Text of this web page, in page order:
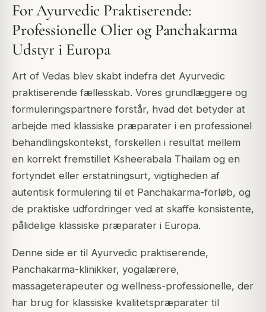
For Ayurvedic Praktiserende:
Professionelle Olier og Panchakarma
Udstyr i Europa
Art of Vedas blev skabt indefra det Ayurvedic
praktiserende fællesskab. Vores grundlæggere og
formuleringspartnere forstår, hvad det betyder at
arbejde med klassiske præparater i en professionel
behandlingskontekst, forskellen i resultat mellem
en korrekt fremstillet Ksheerabala Thailam og en
fortyndet eller erstatningsurt, vigtigheden af
autentisk formulering til et Panchakarma-forløb, og
de praktiske udfordringer ved at skaffe konsistente,
pålidelige klassiske præparater i Europa.
Denne side er til Ayurvedic praktiserende,
Panchakarma-klinikker, yogalærere,
massageterapeuter og wellness-professionelle, der
har brug for klassiske kvalitetspræparater til